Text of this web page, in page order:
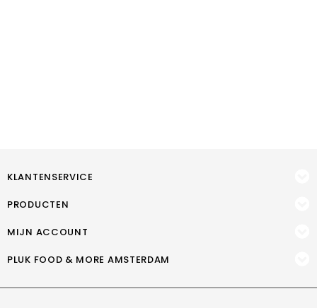
KLANTENSERVICE
PRODUCTEN
MIJN ACCOUNT
PLUK FOOD & MORE AMSTERDAM